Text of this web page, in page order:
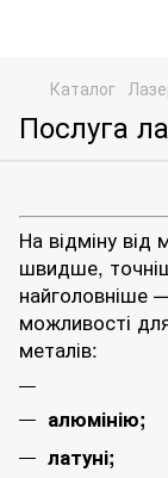
Каталог
Послуга
На відміну від
швидше,
найголовніше
можливості
металів:
алюмінію;
латуні;